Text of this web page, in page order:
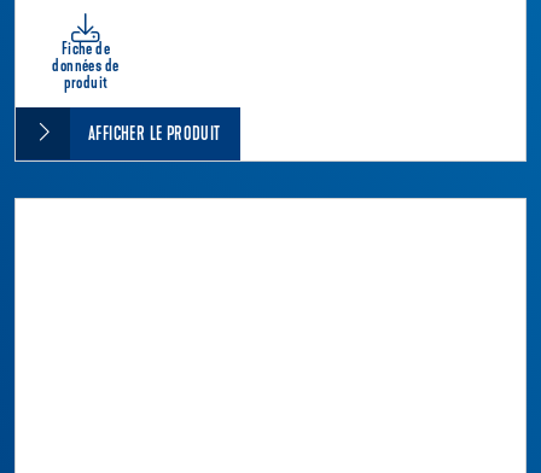
Fiche de
données de
produit
AFFICHER LE PRODUIT